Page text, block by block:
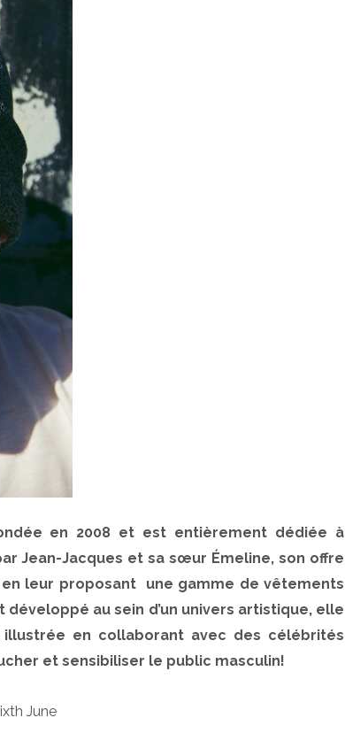
en 2008 et est entièrement dédiée à
Jean-Jacques et sa sœur Émeline, son offre
en leur proposant une gamme de vêtements
au sein d’un univers artistique, elle
en collaborant avec des célébrités
et sensibiliser le public masculin!